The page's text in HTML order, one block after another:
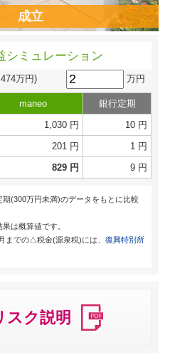
成立
シミュレーション
万円) 万円
maneo
銀行定期
1,030 円
10 円
201 円
1 円
829 円 9 円
(300万円未満)のデータをもとに比較
は概算値です。
までの△税金(源泉税)には、 復興特別所
スク説明